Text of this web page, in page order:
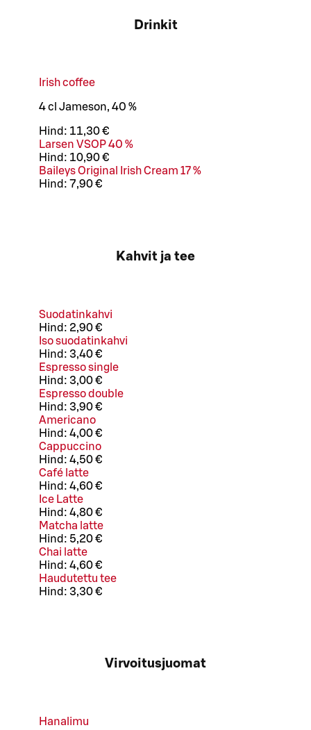
Drinkit
Irish coffee
4 cl Jameson, 40 %
Hind: 11,30 €
Larsen VSOP 40 %
Hind: 10,90 €
Baileys Original Irish Cream 17 %
Hind: 7,90 €
Kahvit ja tee
Suodatinkahvi
Hind: 2,90 €
Iso suodatinkahvi
Hind: 3,40 €
Espresso single
Hind: 3,00 €
Espresso double
Hind: 3,90 €
Americano
Hind: 4,00 €
Cappuccino
Hind: 4,50 €
Café latte
Hind: 4,60 €
Ice Latte
Hind: 4,80 €
Matcha latte
Hind: 5,20 €
Chai latte
Hind: 4,60 €
Haudutettu tee
Hind: 3,30 €
Virvoitusjuomat
Hanalimu